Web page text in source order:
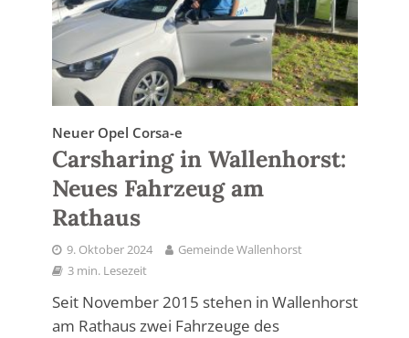
Neuer Opel Corsa-e
Carsharing in Wallenhorst:
Neues Fahrzeug am
Rathaus
9. Oktober 2024
Gemeinde Wallenhorst
3 min. Lesezeit
Seit November 2015 stehen in Wallenhorst
am Rathaus zwei Fahrzeuge des